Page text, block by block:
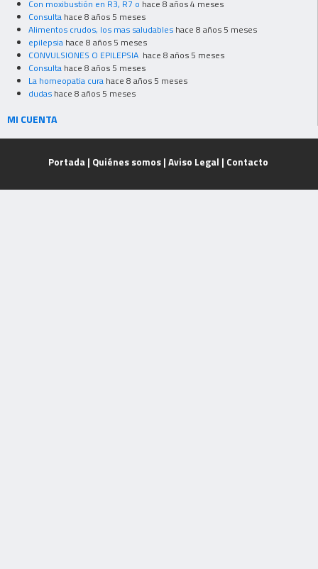
Con moxibustión en R3, R7 o hace 8 años 4 meses
Consulta hace 8 años 5 meses
Alimentos crudos, los mas saludables hace 8 años 5 meses
epilepsia hace 8 años 5 meses
CONVULSIONES O EPILEPSIA hace 8 años 5 meses
Consulta hace 8 años 5 meses
La homeopatia cura hace 8 años 5 meses
dudas hace 8 años 5 meses
MI CUENTA
Portada | Quiénes somos| Aviso Legal | Contacto